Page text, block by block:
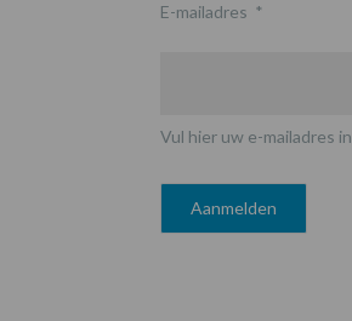
E-mailadres *
Vul hier uw e-mailadres in